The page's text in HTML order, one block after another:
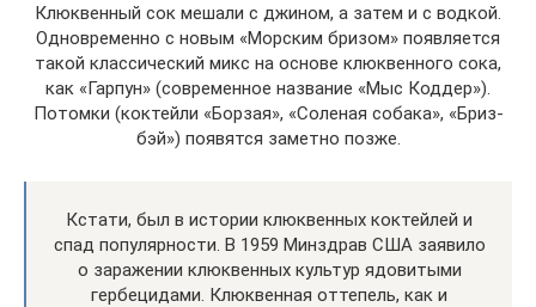
Клюквенный сок мешали с джином, а затем и с водкой.
Одновременно с новым «Морским бризом» появляется
такой классический микс на основе клюквенного сока,
как «Гарпун» (современное название «Мыс Коддер»).
Потомки (коктейли «Борзая», «Соленая собака», «Бриз-
бэй») появятся заметно позже.
Кстати, был в истории клюквенных коктейлей и
спад популярности. В 1959 Минздрав США заявило
о заражении клюквенных культур ядовитыми
гербецидами. Клюквенная оттепель, как и